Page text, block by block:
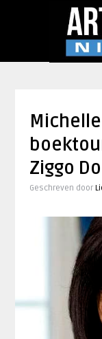
Ziggo
Geschreven door